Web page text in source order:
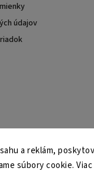
a reklám,
súbory cookie.
údajov